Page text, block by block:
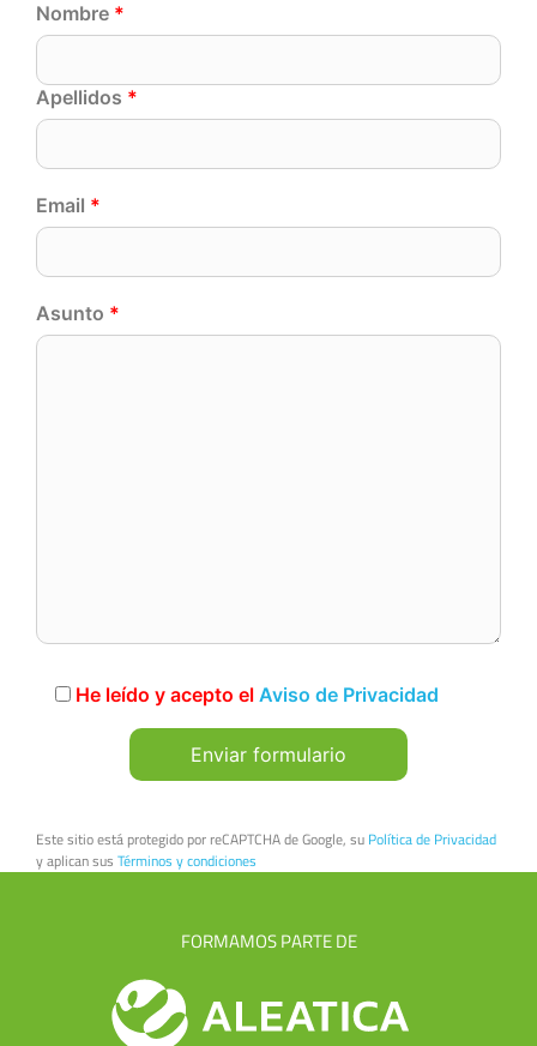
Nombre *
Apellidos *
Email *
Asunto *
He leído y acepto el Aviso de Privacidad
Este sitio está protegido por reCAPTCHA de Google, su Política de Privacidad
y aplican sus Términos y condiciones
FORMAMOS PARTE DE